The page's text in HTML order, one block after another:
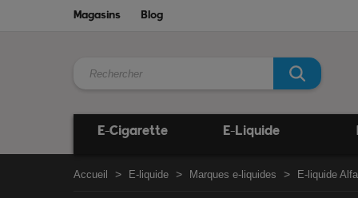
Magasins Blog
E-Cigarette E-Liquide
Accueil E-liquide Marques e-liquides E-liquide